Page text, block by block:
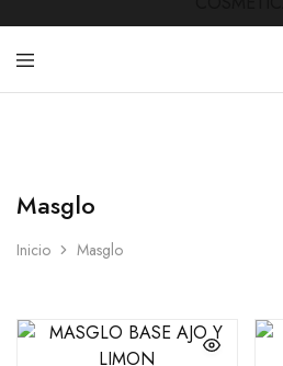
,Peluquería
,
y
Estética
Masglo
Inicio Masglo